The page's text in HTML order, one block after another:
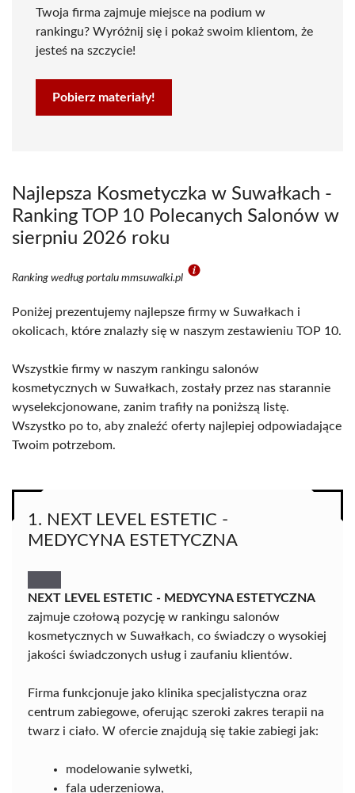
Twoja firma zajmuje miejsce na podium w
rankingu? Wyróżnij się i pokaż swoim klientom, że
jesteś na szczycie!
Pobierz materiały!
Najlepsza Kosmetyczka w Suwałkach -
Ranking TOP 10 Polecanych Salonów w
sierpniu 2026 roku
Ranking według portalu mmsuwalki.pl
Poniżej prezentujemy najlepsze firmy w Suwałkach i
okolicach, które znalazły się w naszym zestawieniu TOP 10.
Wszystkie firmy w naszym rankingu salonów
kosmetycznych w Suwałkach, zostały przez nas starannie
wyselekcjonowane, zanim trafiły na poniższą listę.
Wszystko po to, aby znaleźć oferty najlepiej odpowiadające
Twoim potrzebom.
1. NEXT LEVEL ESTETIC -
MEDYCYNA ESTETYCZNA
NEXT LEVEL ESTETIC - MEDYCYNA ESTETYCZNA
zajmuje czołową pozycję w rankingu salonów
kosmetycznych w Suwałkach, co świadczy o wysokiej
jakości świadczonych usług i zaufaniu klientów.
Firma funkcjonuje jako klinika specjalistyczna oraz
centrum zabiegowe, oferując szeroki zakres terapii na
twarz i ciało. W ofercie znajdują się takie zabiegi jak:
modelowanie sylwetki,
fala uderzeniowa,